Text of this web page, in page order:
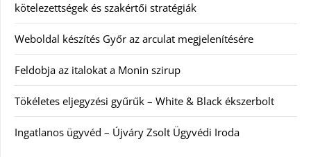
kötelezettségek és szakértői stratégiák
Weboldal készítés Győr az arculat megjelenítésére
Feldobja az italokat a Monin szirup
Tökéletes eljegyzési gyűrűk – White & Black ékszerbolt
Ingatlanos ügyvéd – Újváry Zsolt Ügyvédi Iroda